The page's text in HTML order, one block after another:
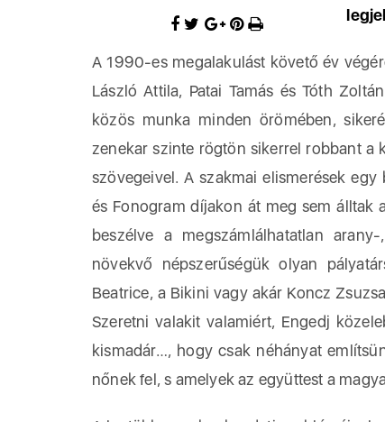
A 1990-es megalakulást követő év
László Attila, Patai Tamás és Tóth
közös munka minden örömében,
zenekar szinte rögtön sikerrel robbant a
szövegeivel. A szakmai elismerések
és Fonogram díjakon át meg sem álltak
beszélve a megszámlálhatatlan
növekvő népszerűségük olyan
Beatrice, a Bikini vagy akár Koncz
Szeretni valakit valamiért, Engedj
kismadár…, hogy csak néhányat
nőnek fel, s amelyek az együttest a